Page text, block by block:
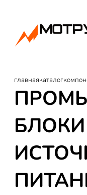
главнаякаталог